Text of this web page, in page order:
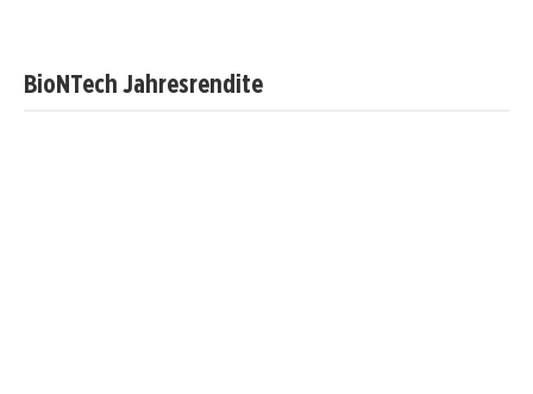
BioNTech Jahresrendite